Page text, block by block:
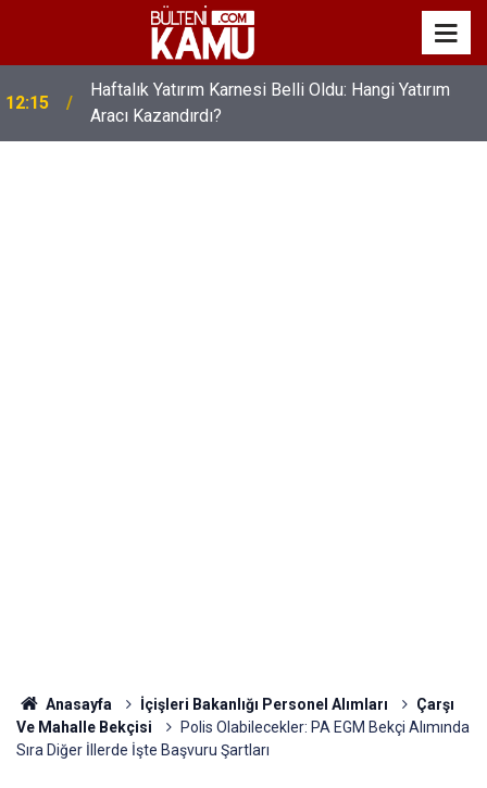
12:15
Haftalık Yatırım Karnesi Belli Oldu: Hangi Yatırım
Aracı Kazandırdı?
Anasayfa İçişleri Bakanlığı Personel Alımları
Çarşı
Ve Mahalle Bekçisi
Polis Olabilecekler: PA EGM Bekçi Alımında
Sıra Diğer İllerde İşte Başvuru Şartları